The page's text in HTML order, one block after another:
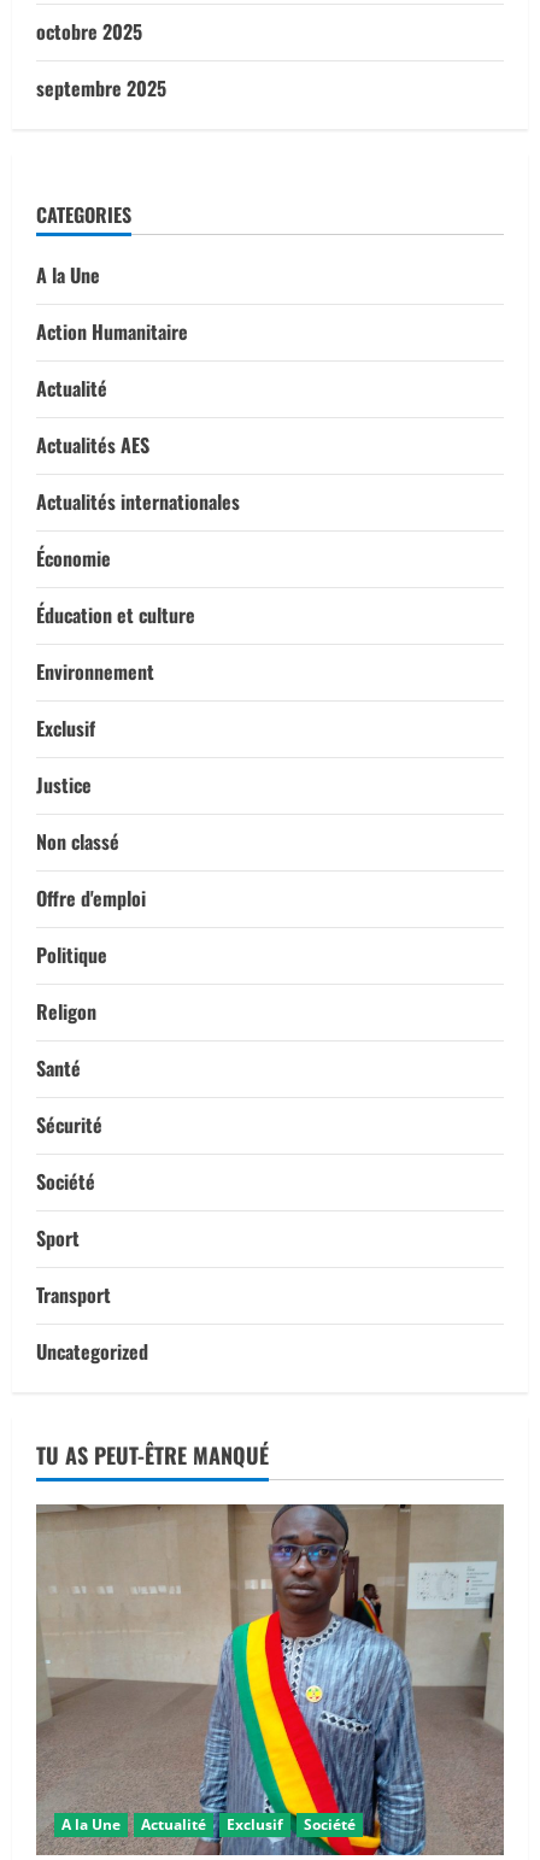
octobre 2025
septembre 2025
CATEGORIES
A la Une
Action Humanitaire
Actualité
Actualités AES
Actualités internationales
Économie
Éducation et culture
Environnement
Exclusif
Justice
Non classé
Offre d'emploi
Politique
Religon
Santé
Sécurité
Société
Sport
Transport
Uncategorized
TU AS PEUT-ÊTRE MANQUÉ
A la Une Actualité Exclusif Société